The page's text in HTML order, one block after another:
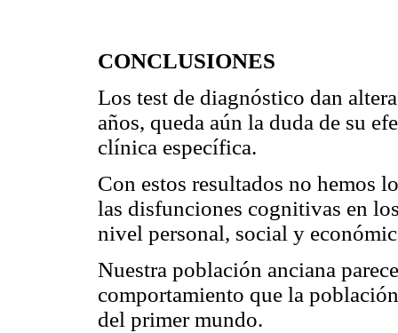
CONCLUSIONES
Los test de diagnóstico dan
años, queda aún la duda de su
clínica específica.
Con estos resultados no hemos
las disfunciones cognitivas en
nivel personal, social y
Nuestra población anciana
comportamiento que la
del primer mundo.